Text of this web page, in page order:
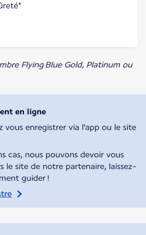
Flying Blue Gold, Platinum ou
en ligne
vous enregistrer via l'app ou le site
cas, nous pouvons devoir vous
le site de notre partenaire, laissez-
guider !